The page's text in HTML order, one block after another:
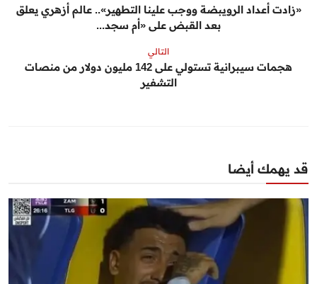
«زادت أعداد الرويبضة ووجب علينا التطهير».. عالم أزهري يعلق
بعد القبض على «أم سجد...
التالي
هجمات سيبرانية تستولي على 142 مليون دولار من منصات
التشفير
قد يهمك أيضا